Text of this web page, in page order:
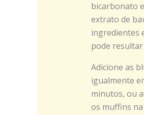
bicarbonato
extrato de
ingredientes
pode
Adicione as
igualmente
minutos, ou
os muffins